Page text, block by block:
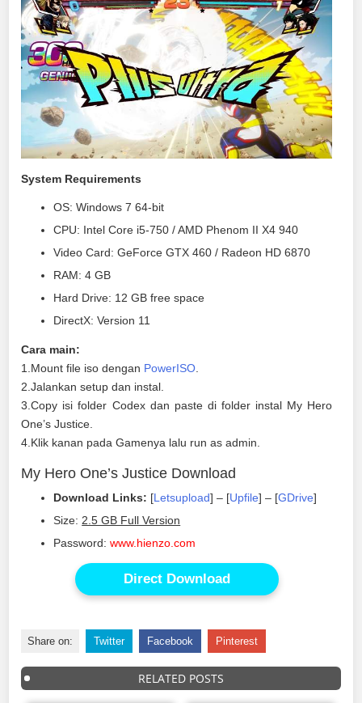
System Requirements
OS: Windows 7 64-bit
CPU: Intel Core i5-750 / AMD Phenom II X4 940
Video Card: GeForce GTX 460 / Radeon HD 6870
RAM: 4 GB
Hard Drive: 12 GB free space
DirectX: Version 11
Cara main:
1.Mount file iso dengan PowerISO
2.Jalankan setup dan instal.
3.Copy isi folder Codex dan paste di folder instal My Hero
One’s Justice.
4.Klik kanan pada Gamenya lalu run as admin.
My Hero One’s Justice Download
Download Links: [Letsupload] – [Upfile] – [GDrive]
Size:2.5 GB Full Version
Password:www.hienzo.com
Direct Download
Share on: Twitter Facebook Pinterest
RELATED POSTS